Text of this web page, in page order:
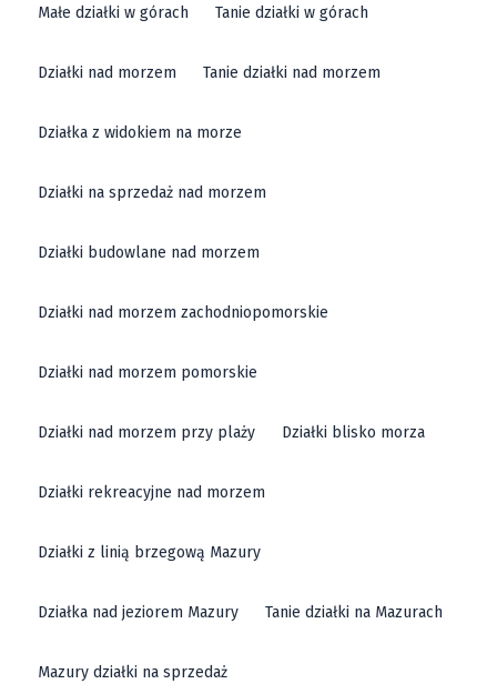
Małe działki w górach Tanie działki w górach
Działki nad morzem Tanie działki nad morzem
Działka z widokiem na morze
Działki na sprzedaż nad morzem
Działki budowlane nad morzem
Działki nad morzem zachodniopomorskie
Działki nad morzem pomorskie
Działki nad morzem przy plaży Działki blisko morza
Działki rekreacyjne nad morzem
Działki z linią brzegową Mazury
Działka nad jeziorem Mazury Tanie działki na Mazurach
Mazury działki na sprzedaż